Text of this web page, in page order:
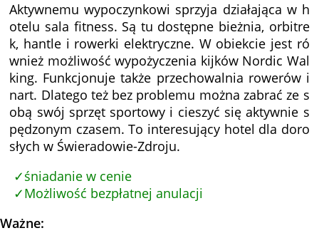
Aktywnemu wypoczynkowi sprzyja działająca w h
otelu sala fitness. Są tu dostępne bieżnia, orbitre
k, hantle i rowerki elektryczne. W obiekcie jest ró
wnież możliwość wypożyczenia kijków Nordic Wal
king. Funkcjonuje także przechowalnia rowerów i
nart. Dlatego też bez problemu można zabrać ze s
obą swój sprzęt sportowy i cieszyć się aktywnie s
pędzonym czasem. To interesujący hotel dla doro
słych w Świeradowie-Zdroju.
śniadanie w cenie
Możliwość bezpłatnej anulacji
Ważne: